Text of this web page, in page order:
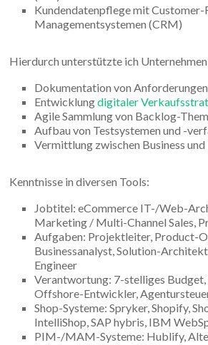
Kundendatenpflege mit Customer-
Managementsystemen (CRM)
Hierdurch unterstützte ich
Dokumentation von Anforderungen
Entwicklungdigitaler
Agile Sammlung von Backlog-
Aufbau von Testsystemen und -
Vermittlung zwischen Business und
Kenntnisse in diversen Tools:
Jobtitel: eCommerce IT-/Web-
Marketing / Multi-Channel Sales,
Aufgaben: Projektleiter, Product-
Businessanalyst, Solution-
Engineer
Verantwortung: 7-stelliges Budget,
Offshore-Entwickler,
Shop-Systeme: Spryker, Shopify,
IntelliShop, SAP hybris, IBM
PIM-/MAM-Systeme: Hublify,